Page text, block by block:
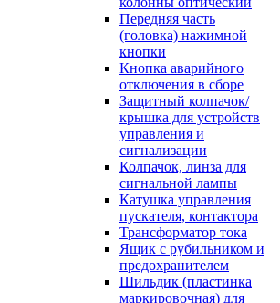
Передняя часть
(головка) нажимной
кнопки
Кнопка аварийного
отключения в сборе
Защитный колпачок/
крышка для устройств
управления и
сигнализации
Колпачок, линза для
сигнальной лампы
Катушка управления
пускателя, контактора
Трансформатор тока
Ящик с рубильником и
предохранителем
Шильдик (пластинка
маркировочная) для